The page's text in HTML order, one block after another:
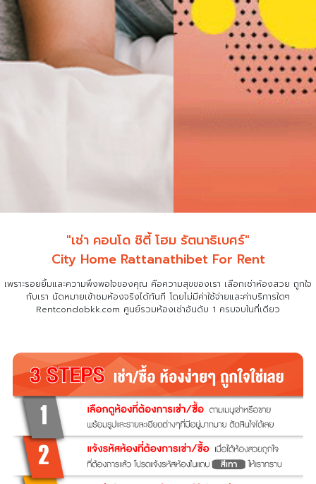
"เช่า คอนโด ซิตี้ โฮม รัตนาธิเบศร์"
City Home Rattanathibet For Rent
เพราะรอยยิ้มและความพึงพอใจของคุณ คือความสุขของเรา เลือกเช่าห้องสวย ถูกใจ
กับเรา นัดหมายเข้าชมห้องจริงได้ทันที โดยไม่มีค่าใช้จ่ายและค่าบริการใดๆ
Rentcondobkk.com ศูนย์รวมห้องเช่าอันดับ 1 ครบจบในที่เดียว